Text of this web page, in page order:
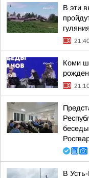
В эти
Коми
В